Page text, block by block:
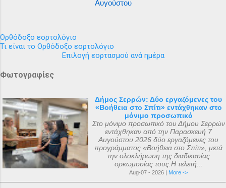
Αυγούστου
Ορθόδοξο εορτολόγιο
Τι είναι το Ορθόδοξο εορτολόγιο
Επιλογή εορτασμού ανά ημέρα
Φωτογραφίες
Δήμος Σερρών: Δύο εργαζόμενες του
«Βοήθεια στο Σπίτι» εντάχθηκαν στο
μόνιμο προσωπικό
Στο μόνιμο προσωπικό του Δήμου Σερρών
εντάχθηκαν από την Παρασκευή 7
Αυγούστου 2026 δύο εργαζόμενες του
προγράμματος «Βοήθεια στο Σπίτι», μετά
την ολοκλήρωση της διαδικασίας
ορκωμοσίας τους.Η τελετή...
Aug-07 - 2026 | More ->